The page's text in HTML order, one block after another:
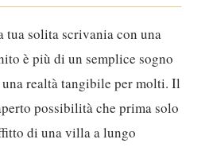
tua solita scrivania con una
è più di un semplice sogno
realtà tangibile per molti. Il
possibilità che prima solo
di una villa a lungo